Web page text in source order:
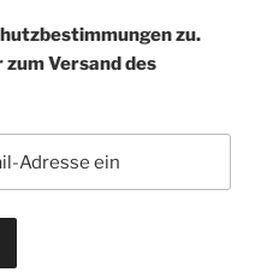
zu.
Versand des